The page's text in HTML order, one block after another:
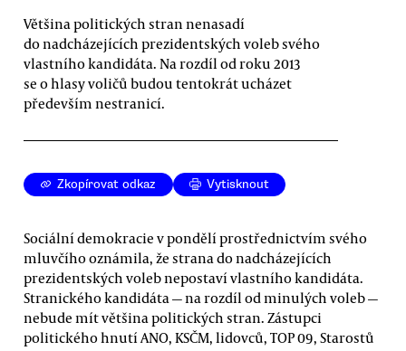
Většina politických stran nenasadí
do nadcházejících prezidentských voleb svého
vlastního kandidáta. Na rozdíl od roku 2013
se o hlasy voličů budou tentokrát ucházet
především nestranicí.
Zkopírovat odkaz Vytisknout
Sociální demokracie v pondělí prostřednictvím svého
mluvčího oznámila, že strana do nadcházejících
prezidentských voleb nepostaví vlastního kandidáta.
Stranického kandidáta — na rozdíl od minulých voleb —
nebude mít většina politických stran. Zástupci
politického hnutí ANO, KSČM, lidovců, TOP 09, Starostů